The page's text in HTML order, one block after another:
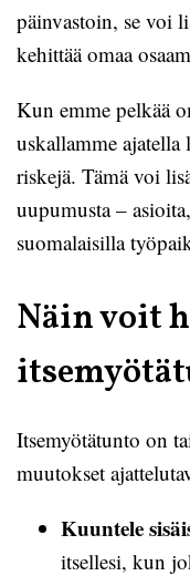
päinvastoin, se voi
kehittää omaa
Kun emme pelkää
uskallamme
riskejä. Tämä voi
uupumusta –
suomalaisilla
Näin voit
Itsemyötätunto on
muutokset
Kuuntele
itsellesi, kun